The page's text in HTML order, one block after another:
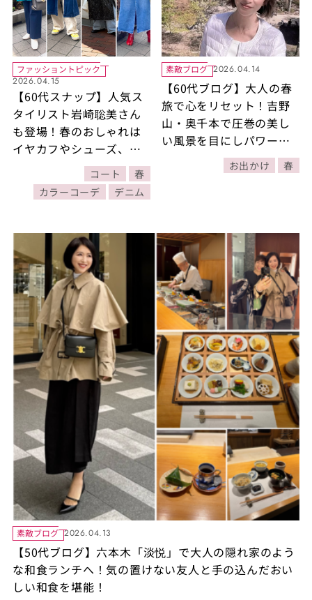
ファッショントピック
2026.04.15
【60代スナップ】人気ス
タイリスト岩崎聡美さん
も登場！春のおしゃれは
イヤカフやシューズ、バ
ッグに注目！色遣いや小
物使いのセンスが秀逸な
着こなし4選
コート
春
カラーコーデ
デニム
素敵ブログ 2026.04.14
【60代ブログ】大人の春
旅で心をリセット！吉野
山・奥千本で圧巻の美し
い風景を目にしパワーを
もらった1日 お出かけ 春
素敵ブログ 2026.04.13
【50代ブログ】六本木「淡悦」で大人の隠れ家のよう
な和食ランチへ！気の置けない友人と手の込んだおい
しい和食を堪能！